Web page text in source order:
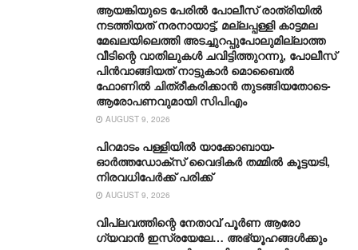
ആയങ്കിയുടെ പേരിൽ പോലീസ് രാത്രിയിൽ
നടത്തിയത് നരനായാട്ട്, മല്ലപ്പള്ളി കാട്ടമല
മേഖലയിലെത്തി അടച്ചുറപ്പുപോലുമില്ലാത്ത
വീടിന്റെ വാതിലുകൾ ചവിട്ടിത്തുറന്നു, പോലീസ്
പിൻവാ‌ങ്ങിയത് നാട്ടുകാർ മൊബൈൽ
ഫോണിൽ ചിത്രീകരിക്കാൻ തുടങ്ങിയതോടെ-
ആരോപണവുമായി സിപിഎം
AUGUST 9, 2026
പിറമാടം പള്ളിയിൽ യാക്കോബായ-
ഓർത്തഡോക്‌സ് വൈദികർ തമ്മില്‍ കൂട്ടയടി,
നിരവധിപേര്‍ക്ക് പരിക്ക്
AUGUST 9, 2026
വിപ്ലവത്തിന്റെ നേതാവ് പൂർണ ആരോ​
ഗ്യവാൻ ഇസ്രയേലേ… അഭ്യൂഹങ്ങൾക്കും